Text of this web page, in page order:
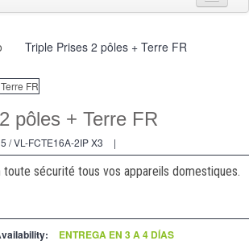
Triple Prises 2 pôles + Terre FR
pôles + Terre FR
/ VL-FCTE16A-2IP X3 |
sécurité tous vos appareils domestiques.
ENTREGA EN 3 A 4 DÍAS